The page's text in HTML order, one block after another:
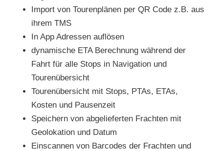
Import von Tourenplänen per QR Code z.B. aus
ihrem TMS
In App Adressen auflösen
dynamische ETA Berechnung während der
Fahrt für alle Stops in Navigation und
Tourenübersicht
Tourenübersicht mit Stops, PTAs, ETAs,
Kosten und Pausenzeit
Speichern von abgelieferten Frachten mit
Geolokation und Datum
Einscannen von Barcodes der Frachten und